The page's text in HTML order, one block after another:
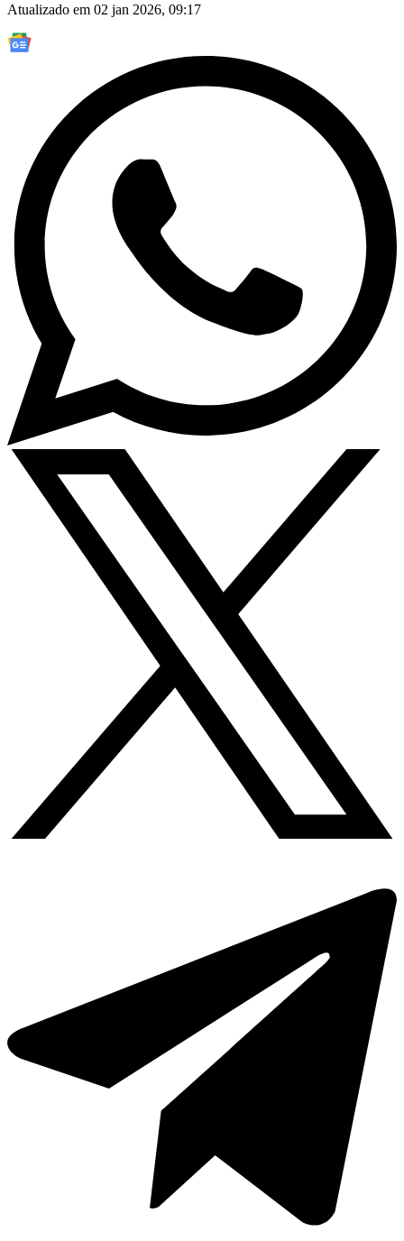
Atualizado em 02 jan 2026, 09:17